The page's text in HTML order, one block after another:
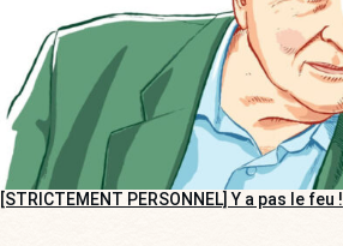
[STRICTEMENT PERSONNEL] Y a pas le feu !